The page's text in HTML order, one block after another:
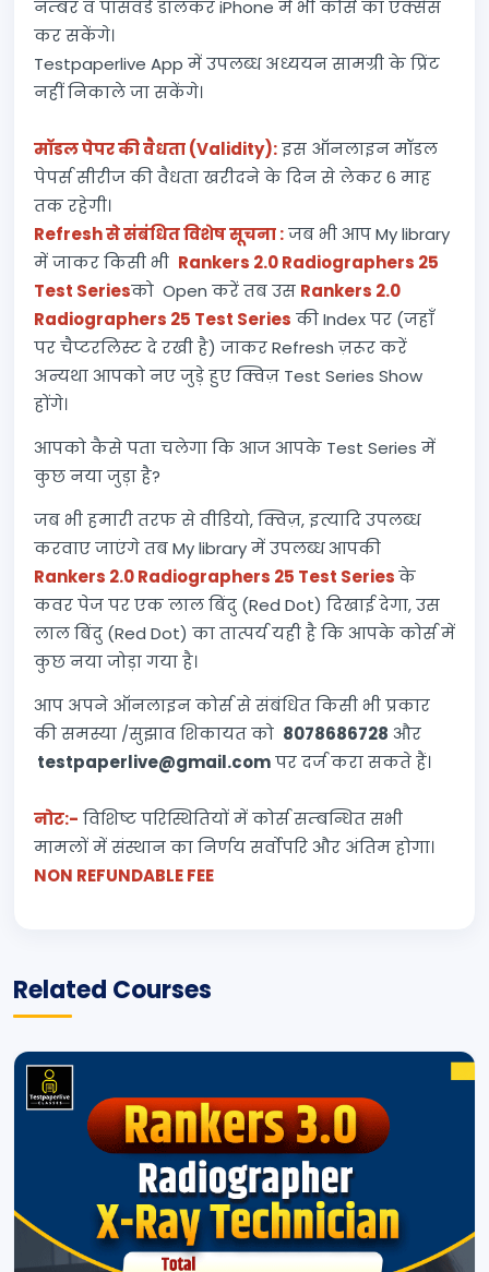
नम्बर व पासवर्ड डालकर iPhone में भी कोर्स का एक्सेस
कर सकेंगे।
Testpaperlive App में उपलब्ध अध्ययन सामग्री के प्रिंट
नहीं निकाले जा सकेंगे।
मॉडल पेपर की वैधता (Validity):इस ऑनलाइन मॉडल
पेपर्स सीरीज की वैधता खरीदने के दिन से लेकर 6 माह
तक रहेगी।
Refresh से संबंधित विशेष सूचना :जब भी आप My library
में जाकर किसी भी Rankers 2.0 Radiographers 25
Test Seriesको Open करें तब उस Rankers 2.0
Radiographers 25 Test Series की Index पर (जहाँ
पर चैप्टरलिस्ट दे रखी है) जाकर Refresh ज़रूर करें
अन्यथा आपको नए जुड़े हुए क्विज़ Test Series Show
होंगे।
आपको कैसे पता चलेगा कि आज आपके Test Series में
कुछ नया जुड़ा है?
जब भी हमारी तरफ से वीडियो, क्विज़, इत्यादि उपलब्ध
करवाए जाएंगे तब My library में उपलब्ध आपकी
Rankers 2.0 Radiographers 25 Test Seriesके
कवर पेज पर एक लाल बिंदु (Red Dot) दिखाई देगा, उस
लाल बिंदु (Red Dot) का तात्पर्य यही है कि आपके कोर्स में
कुछ नया जोड़ा गया है।
आप अपने ऑनलाइन कोर्स से संबंधित किसी भी प्रकार
की समस्या /सुझाव शिकायत को 8078686728 और
testpaperlive@gmail.comपर दर्ज करा सकते हैं।
नोट:- विशिष्ट परिस्थितियों में कोर्स सम्बन्धित सभी
मामलों में संस्थान का निर्णय सर्वोपरि और अंतिम होगा।
NON REFUNDABLE FEE
Related Courses